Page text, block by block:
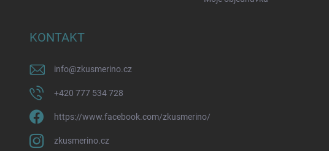
KONTAKT
info@zkusmerino.cz
+420 777 534 728
https://www.facebook.com/zkusmerino/
zkusmerino.cz